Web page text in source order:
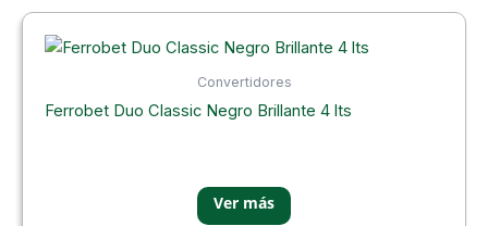
Convertidores
Ferrobet Duo Classic Negro Brillante 4 lts